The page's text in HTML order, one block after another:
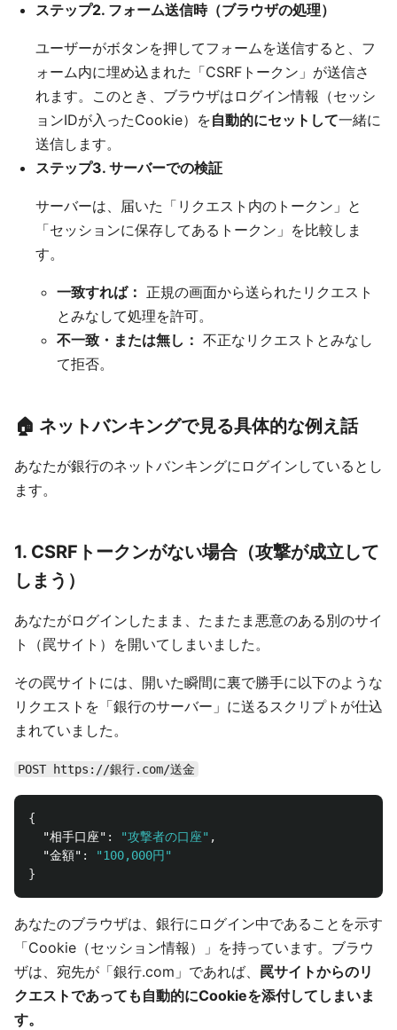
ステップ2. フォーム送信時（ブラウザの処理）
ユーザーがボタンを押してフォームを送信すると、フ
ォーム内に埋め込まれた「CSRFトークン」が送信さ
れます。このとき、ブラウザはログイン情報（セッシ
ョンIDが入ったCookie）を自動的にセットして一緒に
送信します。
ステップ3. サーバーでの検証
サーバーは、届いた「リクエスト内のトークン」と
「セッションに保存してあるトークン」を比較しま
す。
一致すれば： 正規の画面から送られたリクエスト
とみなして処理を許可。
不一致・または無し： 不正なリクエストとみなし
て拒否。
🏠 ネットバンキングで見る具体的な例え話
あなたが銀行のネットバンキングにログインしているとし
ます。
1. CSRFトークンがない場合（攻撃が成立して
しまう）
あなたがログインしたまま、たまたま悪意のある別のサイ
ト（罠サイト）を開いてしまいました。
その罠サイトには、開いた瞬間に裏で勝手に以下のような
リクエストを「銀行のサーバー」に送るスクリプトが仕込
まれていました。
POST https://銀行.com/送金
{
"相手口座" : "攻撃者の口座" ,
"金額" :
"100,000円"
}
あなたのブラウザは、銀行にログイン中であることを示す
「Cookie（セッション情報）」を持っています。ブラウ
ザは、宛先が「銀行.com」であれば、 罠サイトからのリ
クエストであっても自動的にCookieを添付してしまいま
す。